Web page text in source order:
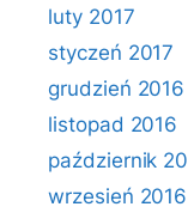
luty 2017
styczeń 2017
grudzień 2016
listopad 2016
październik
wrzesień 2016